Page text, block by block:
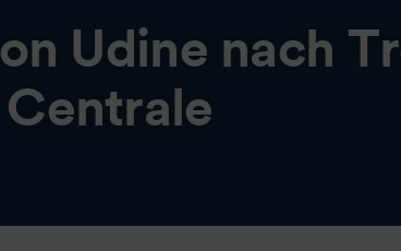
Udine nach
Centrale